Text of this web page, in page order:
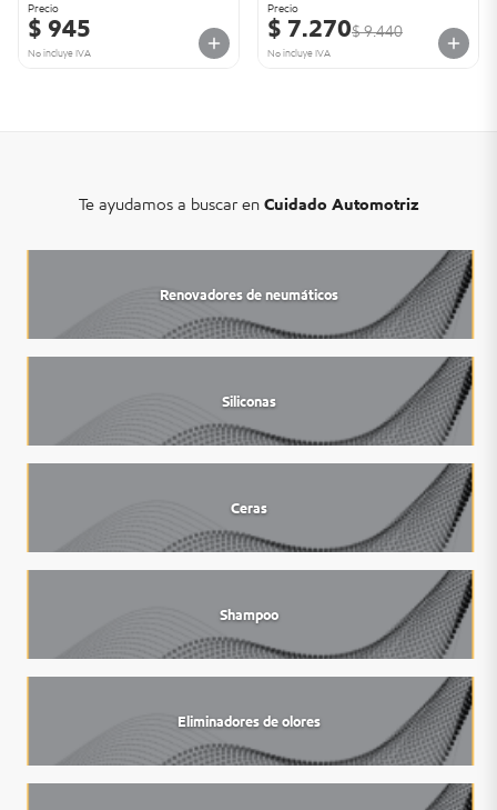
Precio
$ 945
No incluye IVA
Precio
$ 7.270$ 9.440
No incluye IVA
Te ayudamos a buscar en Cuidado Automotriz
Renovadores de neumáticos
Siliconas
Ceras
Shampoo
Eliminadores de olores